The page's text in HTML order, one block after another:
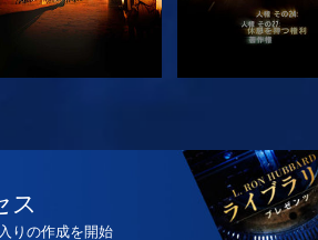
観る
ス
りの作成を開始